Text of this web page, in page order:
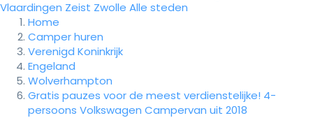
Vlaardingen Zeist Zwolle Alle steden
Home
Camper huren
Verenigd Koninkrijk
Engeland
Wolverhampton
Gratis pauzes voor de meest verdienstelijke! 4-
persoons Volkswagen Campervan uit 2018